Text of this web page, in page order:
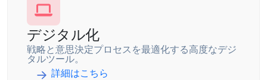
デジタル化
戦略と意思決定プロセスを最適化する高度なデジ
タルツール。
詳細はこちら